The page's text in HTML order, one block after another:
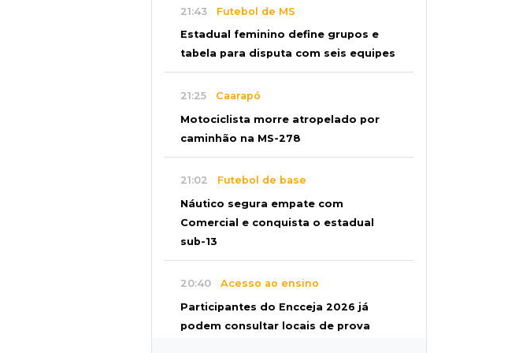
21:43 Futebol de MS
Estadual feminino define grupos e
tabela para disputa com seis equipes
21:25 Caarapó
Motociclista morre atropelado por
caminhão na MS-278
21:02 Futebol de base
Náutico segura empate com
Comercial e conquista o estadual
sub-13
20:40 Acesso ao ensino
Participantes do Encceja 2026 já
podem consultar locais de prova